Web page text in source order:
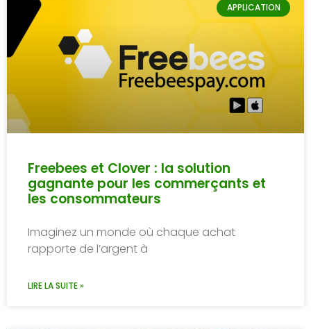
APPLICATION
Freebees et Clover : la solution
gagnante pour les commerçants et
les consommateurs
Imaginez un monde où chaque achat
rapporte de l’argent à
LIRE LA SUITE »